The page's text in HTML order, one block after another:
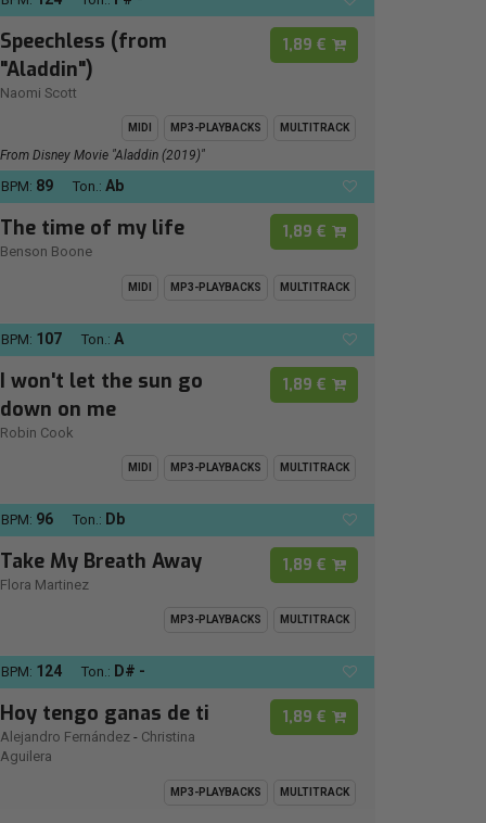
Speechless (from
"Aladdin")
Naomi Scott
1,89 €
MIDI MP3-PLAYBACKS MULTITRACK
From Disney Movie "Aladdin (2019)"
BPM: 89 Ton.: Ab
The time of my life
Benson Boone
1,89 €
MIDI MP3-PLAYBACKS MULTITRACK
BPM: 107 Ton.: A
I won't let the sun go
down on me
Robin Cook
1,89 €
MIDI MP3-PLAYBACKS MULTITRACK
BPM: 96 Ton.: Db
Take My Breath Away
Flora Martinez
1,89 €
MP3-PLAYBACKS MULTITRACK
BPM: 124 Ton.: D# -
Hoy tengo ganas de ti
Alejandro Fernández - Christina
Aguilera
1,89 €
MP3-PLAYBACKS MULTITRACK